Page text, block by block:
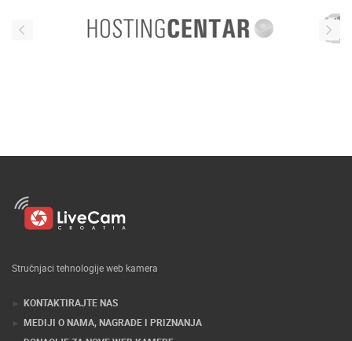
Stručnjaci tehnologije web kamera
KONTAKTIRAJTE NAS
MEDIJI O NAMA, NAGRADE I PRIZNANJA